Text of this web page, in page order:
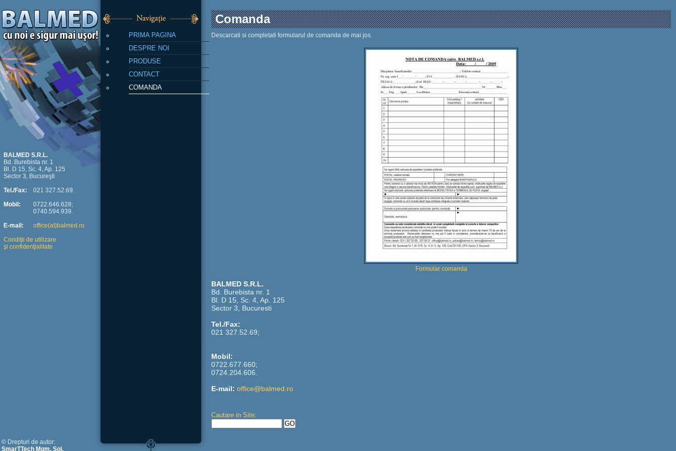
Comanda
Descarcati si completati formularul de comanda de mai jos.
Formular comanda
BALMED S.R.L.
Bd. Burebista nr. 1
Bl. D 15, Sc. 4, Ap. 125
Sector 3, Bucuresti
Tel./Fax:
021 327.52.69;
Mobil:
0722.677.660;
0724.204.606.
E-mail: office@balmed.ro
Cautare in Site:
PRIMA PAGINA
DESPRE NOI
PRODUSE
CONTACT
COMANDA
BALMED S.R.L.
Bd. Burebista nr. 1
Bl. D 15, Sc. 4, Ap. 125
Sector 3, Bucureşti
Tel./Fax:
Mobil:
E-mail:
021 327.52.69.
0722.646.628;
0740.594.939.
office(at)balmed.ro
Condiţii de utilizare
şi confidenţialitate
© Drepturi de autor:
SmarTTech Mgm. Sol.